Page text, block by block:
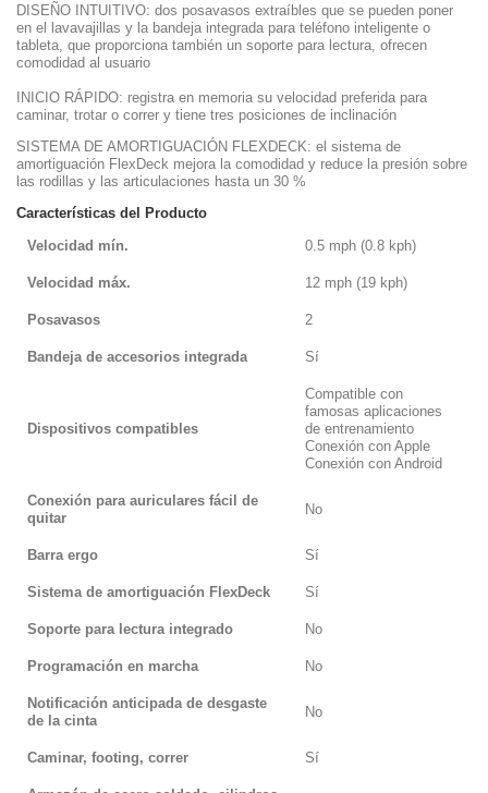
DISEÑO INTUITIVO: dos posavasos extraíbles que se pueden poner
en el lavavajillas y la bandeja integrada para teléfono inteligente o
tableta, que proporciona también un soporte para lectura, ofrecen
comodidad al usuario
INICIO RÁPIDO: registra en memoria su velocidad preferida para
caminar, trotar o correr y tiene tres posiciones de inclinación
SISTEMA DE AMORTIGUACIÓN FLEXDECK: el sistema de
amortiguación FlexDeck mejora la comodidad y reduce la presión sobre
las rodillas y las articulaciones hasta un 30 %
Características del Producto
Velocidad mín.
0.5 mph (0.8 kph)
Velocidad máx. 12 mph (19 kph)
Posavasos 2
Bandeja de accesorios integrada Sí
Dispositivos compatibles
Compatible con
famosas aplicaciones
de entrenamiento
Conexión con Apple
Conexión con Android
Conexión para auriculares fácil de
quitar
No
Barra ergo Sí
Sistema de amortiguación FlexDeck Sí
Soporte para lectura integrado No
Programación en marcha No
Notificación anticipada de desgaste
de la cinta
No
Caminar, footing, correr Sí